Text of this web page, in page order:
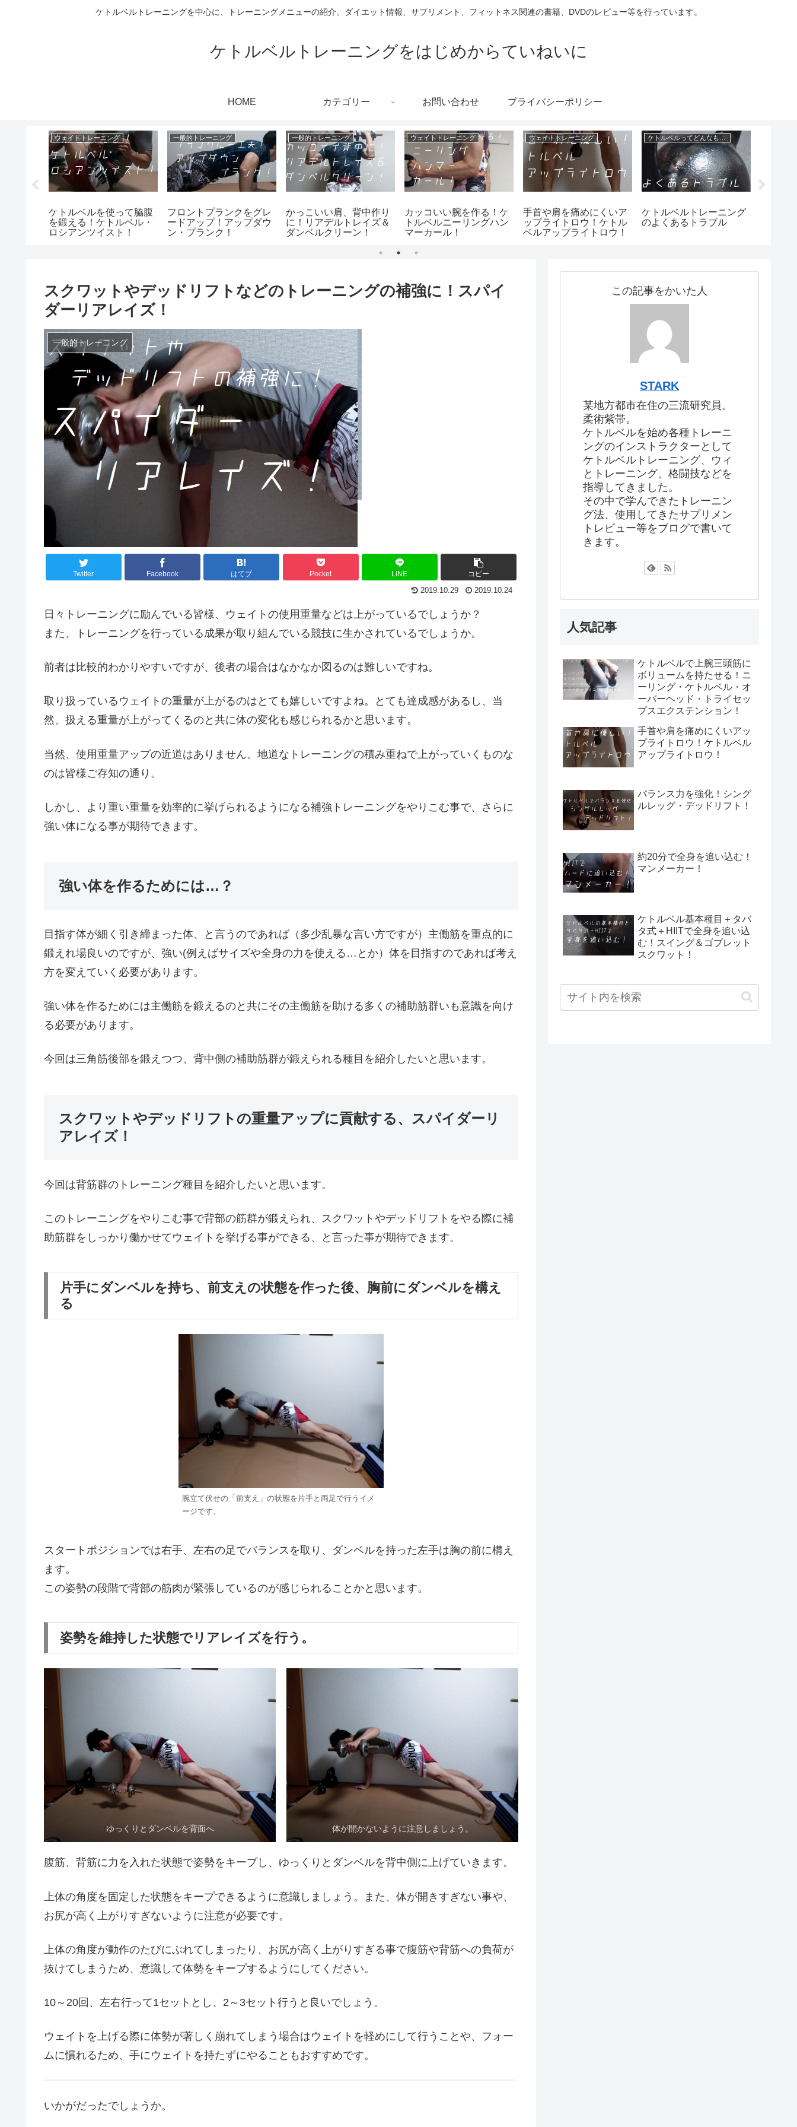
ケトルベルトレーニングを中心に、トレーニングメニューの紹介、ダイエット情報、サプリメント、フィットネス関連の書籍、DVDのレビュー等を行っています。
ケトルベルトレーニングをはじめからていねいに
HOME カテゴリー お問い合わせ プライバシーポリシー
ウェイトトレーニング
ケトルベルを使って脇腹
を鍛える！ケトルベル・
ロシアンツイスト！
一般的トレーニング
フロントプランクをグレ
ードアップ！アップダウ
ン・プランク！
一般的トレーニング
かっこいい肩、背中作り
に！リアデルトレイズ＆
ダンベルクリーン！
ウェイトトレーニング
カッコいい腕を作る！ケ
トルベルニーリングハン
マーカール！
ウェイトトレーニング
手首や肩を痛めにくいア
ップライトロウ！ケトル
ベルアップライトロウ！
ケトルベルってどんなもの？
ケトルベルトレーニング
のよくあるトラブル
スクワットやデッドリフトなどのトレーニングの補強に！スパイ
ダーリアレイズ！
一般的トレーニング
Twitter Facebook はてブ Pocket LINE コピー
2019.10.29 2019.10.24
日々トレーニングに励んでいる皆様、ウェイトの使用重量などは上がっているでしょうか？
また、トレーニングを行っている成果が取り組んでいる競技に生かされているでしょうか。
前者は比較的わかりやすいですが、後者の場合はなかなか図るのは難しいですね。
取り扱っているウェイトの重量が上がるのはとても嬉しいですよね。とても達成感があるし、当
然、扱える重量が上がってくるのと共に体の変化も感じられるかと思います。
当然、使用重量アップの近道はありません。地道なトレーニングの積み重ねで上がっていくものな
のは皆様ご存知の通り。
しかし、より重い重量を効率的に挙げられるようになる補強トレーニングをやりこむ事で、さらに
強い体になる事が期待できます。
強い体を作るためには…？
目指す体が細く引き締まった体、と言うのであれば（多少乱暴な言い方ですが）主働筋を重点的に
鍛えれ場良いのですが、強い(例えばサイズや全身の力を使える…とか）体を目指すのであれば考え
方を変えていく必要があります。
強い体を作るためには主働筋を鍛えるのと共にその主働筋を助ける多くの補助筋群いも意識を向け
る必要があります。
今回は三角筋後部を鍛えつつ、背中側の補助筋群が鍛えられる種目を紹介したいと思います。
スクワットやデッドリフトの重量アップに貢献する、スパイダーリ
アレイズ！
今回は背筋群のトレーニング種目を紹介したいと思います。
このトレーニングをやりこむ事で背部の筋群が鍛えられ、スクワットやデッドリフトをやる際に補
助筋群をしっかり働かせてウェイトを挙げる事ができる、と言った事が期待できます。
片手にダンベルを持ち、前支えの状態を作った後、胸前にダンベルを構え
る
腕立て伏せの「前支え」の状態を片手と両足で行うイメ
ージです。
スタートポジションでは右手、左右の足でバランスを取り、ダンベルを持った左手は胸の前に構え
ます。
この姿勢の段階で背部の筋肉が緊張しているのが感じられることかと思います。
姿勢を維持した状態でリアレイズを行う。
ゆっくりとダンベルを背面へ 体が開かないように注意しましょう。
腹筋、背筋に力を入れた状態で姿勢をキープし、ゆっくりとダンベルを背中側に上げていきます。
上体の角度を固定した状態をキープできるように意識しましょう。また、体が開きすぎない事や、
お尻が高く上がりすぎないように注意が必要です。
上体の角度が動作のたびにぶれてしまったり、お尻が高く上がりすぎる事で腹筋や背筋への負荷が
抜けてしまうため、意識して体勢をキープするようにしてください。
10～20回、左右行って1セットとし、2～3セット行うと良いでしょう。
ウェイトを上げる際に体勢が著しく崩れてしまう場合はウェイトを軽めにして行うことや、フォー
ムに慣れるため、手にウェイトを持たずにやることもおすすめです。
いかがだったでしょうか。
この記事をかいた人
STARK
某地方都市在住の三流研究員。
柔術紫帯。
ケトルベルを始め各種トレーニ
ングのインストラクターとして
ケトルベルトレーニング、ウィ
とトレーニング、格闘技などを
指導してきました。
その中で学んできたトレーニン
グ法、使用してきたサプリメン
トレビュー等をブログで書いて
きます。
人気記事
ケトルベルで上腕三頭筋に
ボリュームを持たせる！ニ
ーリング・ケトルベル・オ
ーバーヘッド・トライセッ
プスエクステンション！
手首や肩を痛めにくいアッ
プライトロウ！ケトルベル
アップライトロウ！
バランス力を強化！シング
ルレッグ・デッドリフト！
約20分で全身を追い込む！
マンメーカー！
ケトルベル基本種目＋タバ
タ式＋HIITで全身を追い込
む！スイング＆ゴブレット
スクワット！